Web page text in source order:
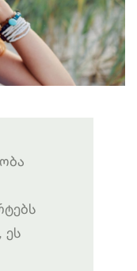
ეს